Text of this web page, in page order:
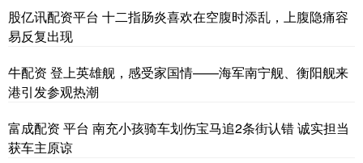
股亿讯配资平台 十二指肠炎喜欢在空腹时添乱，上腹隐痛容
易反复出现
牛配资 登上英雄舰，感受家国情——海军南宁舰、衡阳舰来
港引发参观热潮
富成配资 平台 南充小孩骑车划伤宝马追2条街认错 诚实担当
获车主原谅